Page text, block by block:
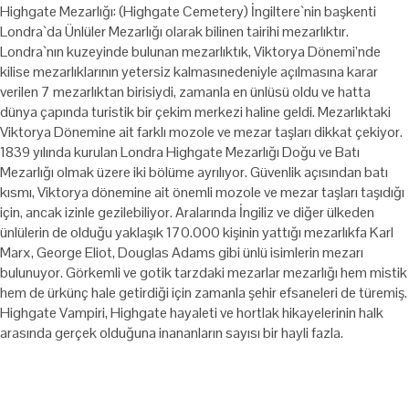
Highgate Mezarlığı: (Highgate Cemetery) İngiltere`nin başkenti
Londra`da Ünlüler Mezarlığı olarak bilinen tairihi mezarlıktır.
Londra`nın kuzeyinde bulunan mezarlıktık, Viktorya Dönemi’nde
kilise mezarlıklarının yetersiz kalmasınedeniyle açılmasına karar
verilen 7 mezarlıktan birisiydi, zamanla en ünlüsü oldu ve hatta
dünya çapında turistik bir çekim merkezi haline geldi. Mezarlıktaki
Viktorya Dönemine ait farklı mozole ve mezar taşları dikkat çekiyor.
1839 yılında kurulan Londra Highgate Mezarlığı Doğu ve Batı
Mezarlığı olmak üzere iki bölüme ayrılıyor. Güvenlik açısından batı
kısmı, Viktorya dönemine ait önemli mozole ve mezar taşları taşıdığı
için, ancak izinle gezilebiliyor. Aralarında İngiliz ve diğer ülkeden
ünlülerin de olduğu yaklaşık 170.000 kişinin yattığı mezarlıkfa Karl
Marx, George Eliot, Douglas Adams gibi ünlü isimlerin mezarı
bulunuyor. Görkemli ve gotik tarzdaki mezarlar mezarlığı hem mistik
hem de ürkünç hale getirdiği için zamanla şehir efsaneleri de türemiş.
Highgate Vampiri, Highgate hayaleti ve hortlak hikayelerinin halk
arasında gerçek olduğuna inananların sayısı bir hayli fazla.